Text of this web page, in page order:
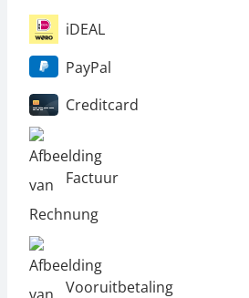
iDEAL
PayPal
Creditcard
Factuur
Vooruitbetaling